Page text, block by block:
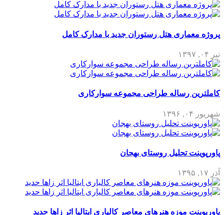
پروژه معماری هتل رستوران جدید با مدارک کامل
تیر ۰۴, ۱۳۹۷
کاملترین رساله طراحی مجموعه سوارکاری
شهریور ۰۴, ۱۳۹۶
پاورپوینت تحلیل روستای بهجان
آذر ۱۷, ۱۳۹۵
پاورپوینت موزه هنرهای معاصر کالیاری ایتالیا اثر زاها حدید